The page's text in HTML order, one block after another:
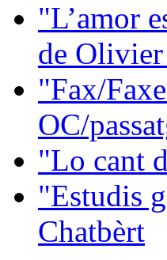
"L’amor
de Olivier
"Fax/
OC/
"Lo cant
"Estudis
Chatbèrt